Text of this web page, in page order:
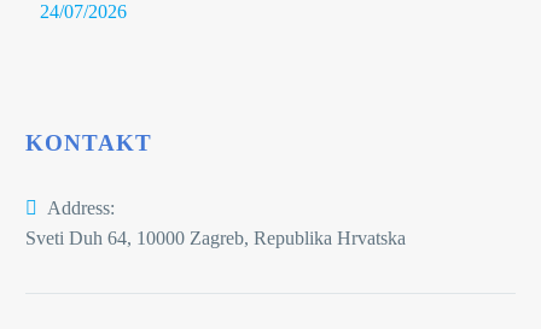
24/07/2026
KONTAKT
Address:
Sveti Duh 64, 10000 Zagreb, Republika Hrvatska